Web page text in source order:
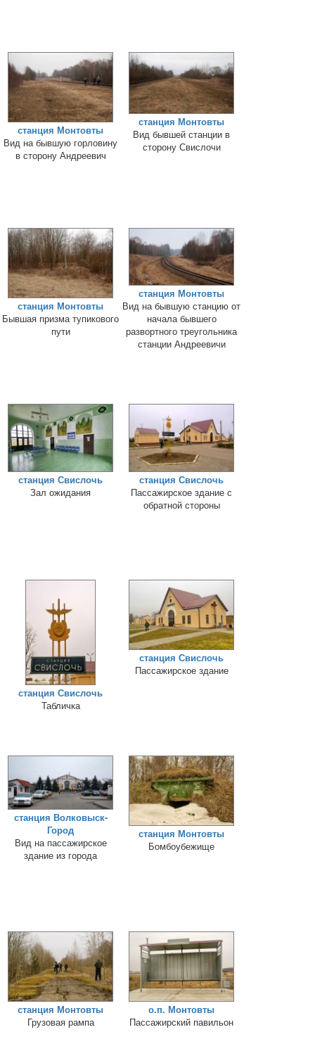
станция Монтовты
Вид на бывшую горловину
в сторону Андреевич
станция Монтовты
Вид бывшей станции в
сторону Свислочи
станция Монтовты
Бывшая призма тупикового
пути
станция Монтовты
Вид на бывшую станцию от
начала бывшего
развортного треугольника
станции Андреевичи
станция Свислочь
Зал ожидания
станция Свислочь
Пассажирское здание с
обратной стороны
станция Свислочь
Табличка
станция Свислочь
Пассажирское здание
станция Волковыск-
Город
Вид на пассажирское
здание из города
станция Монтовты
Бомбоубежище
станция Монтовты
Грузовая рампа
о.п. Монтовты
Пассажирский павильон